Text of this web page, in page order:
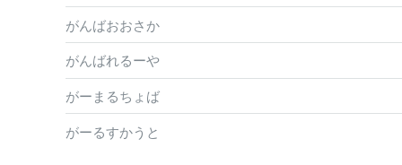
がんばおおさか
がんばれるーや
がーまるちょば
がーるすかうと